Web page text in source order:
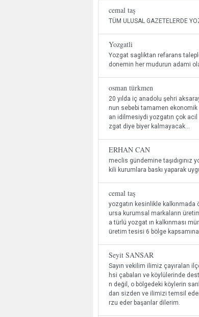
cemal taş
TÜM ULUSAL GAZETELERDE
Yozgatli
Yozgat sagliktan refarans
donemin her mudurun adami
osman türkmen
20 yılda iç anadolu şehri
nun sebebi tamamen
an idilmesiydi yozgatın çok
zgat diye biyer kalmayacak...
ERHAN CAN
meclis gündemine taşıdıgınız
kili kurumlara baskı yaparak
cemal taş
yozgatın kesinlikle
ursa kurumsal markaların
a türlü yozgat ın kalkınması
üretim tesisi 6 bölge
Seyit SANSAR
Sayın vekilim ilimiz çayıralan
hsi çabaları ve köylülerinde
n değil, o bölgedeki köylerin
dan sizden ve ilimizi temsil
rzu eder başarılar dilerim.